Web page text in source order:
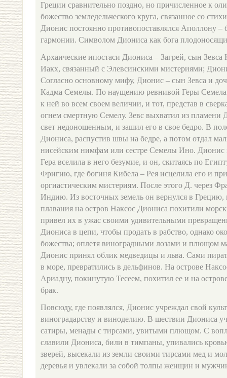
Греции сравнительно поздно, но причисленное к
божество земледельческого круга, связанное со
Дионис постоянно противопоставлялся Аполлону –
гармонии. Символом Диониса как бога
Архаические ипостаси Диониса – Загрей, сын
Иакх, связанный с Элевсинскими мистериями;
Согласно основному мифу, Дионис – сын Зевса и
Кадма Семелы. По наущению ревнивой Геры Семела
к ней во всем своем величии, и тот, представ в
огнем смертную Семелу. Зевс выхватил из пламени
свет недоношенным, и зашил его в свое бедро. В
Диониса, распустив швы на бедре, а потом отдал
нисейским нимфам или сестре Семелы Ино. Дионис
Гера вселила в него безумие, и он, скитаясь по
Фригию, где богиня Кибела – Рея исцелила его и
оргиастическим мистериям. После этого Д. через
Индию. Из восточных земель он вернулся в
плавания на остров Наксос Диониса похитили
привел их в ужас своими удивительными
Диониса в цепи, чтобы продать в рабство, однако
божества; оплетя виноградными лозами и плющом
Дионис принял облик медведицы и льва. Сами
в море, превратились в дельфинов. На острове
Ариадну, покинутую Тесеем, похитил ее и на
брак.
Повсюду, где появлялся, Дионис учреждал свой
виноградарству и виноделию. В шествии Диониса
сатиры, менады с тирсами, увитыми плющом. С
славили Диониса, били в тимпаны, упивались
зверей, высекали из земли своими тирсами мед и
деревья и увлекали за собой толпы женщин и